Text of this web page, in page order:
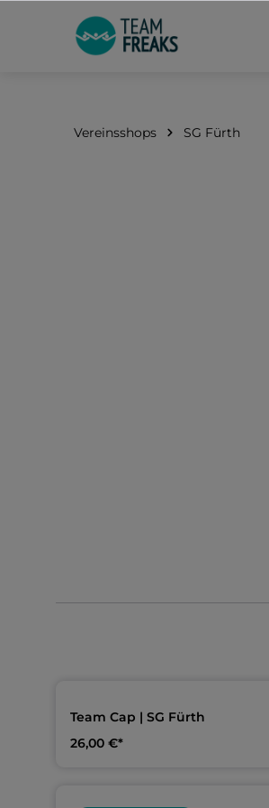
Zur Hauptnavigation springen
Vereinsshops SG Fürth
Team Cap | SG Fürth
26,00 €*